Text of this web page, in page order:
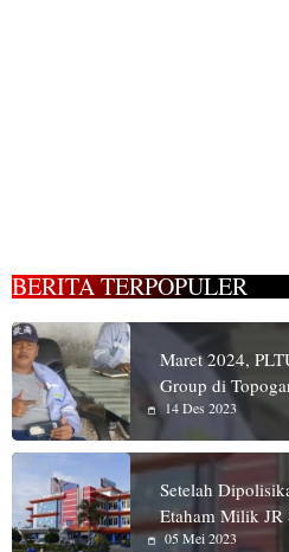
BERITA TERPOPULER
Maret 2024,
Group di
14 Des 2023
Setelah
Etaham Milik JR
05 Mei 2023